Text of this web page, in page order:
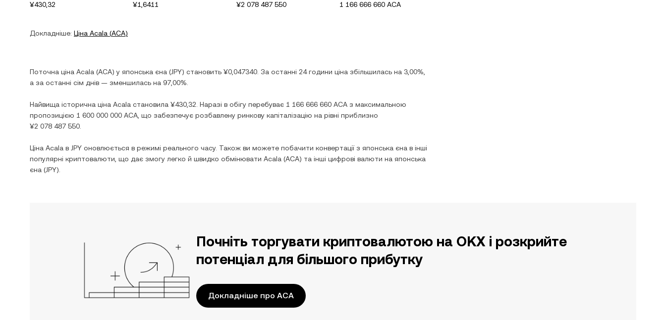
¥430,32
¥1,6411
¥2 078 487 550
1 166 666 660 ACA
Докладніше: Ціна Acala (ACA)
Поточна ціна Acala (ACA) у японська єна (JPY) становить ¥0,047340 . За останні 24 години ціна збільшилась на 3,00%
а за останні сім днів — зменшилась на 97,00%
Найвища історична ціна Acala становила ¥430,32 . Наразі в обігу перебуває 1 166 666 660 ACA з максимальною
пропозицією 1 600 000 000 ACA , що забезпечує розбавлену ринкову капіталізацію на рівні приблизно
¥2 078 487 550
Ціна Acala в JPY оновлюється в режимі реального часу. Також ви можете побачити конвертації з японська єна в інші
популярні криптовалюти, що дає змогу легко й швидко обмінювати Acala (ACA) та інші цифрові валюти на японська
єна (JPY).
Почніть торгувати криптовалютою на OKX і розкрийте
потенціал для більшого прибутку
Докладніше про ACA